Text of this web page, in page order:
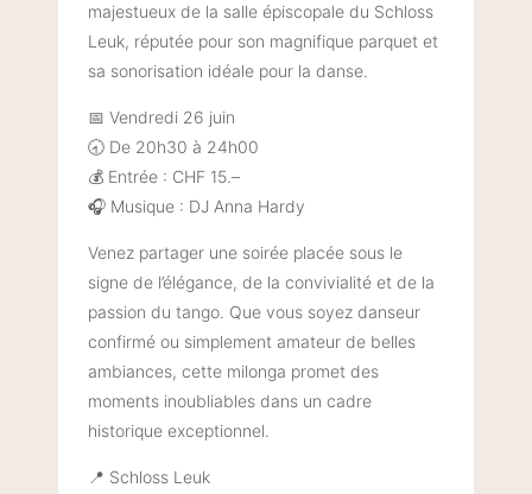
majestueux de la salle épiscopale du Schloss
Leuk, réputée pour son magnifique parquet et
sa sonorisation idéale pour la danse.
📅 Vendredi 26 juin
🕣 De 20h30 à 24h00
💰 Entrée : CHF 15.–
🎧 Musique : DJ Anna Hardy
Venez partager une soirée placée sous le
signe de l’élégance, de la convivialité et de la
passion du tango. Que vous soyez danseur
confirmé ou simplement amateur de belles
ambiances, cette milonga promet des
moments inoubliables dans un cadre
historique exceptionnel.
📍 Schloss Leuk